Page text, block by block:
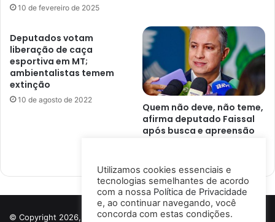
10 de fevereiro de 2025
Deputados votam
liberação de caça
esportiva em MT;
ambientalistas temem
extinção
10 de agosto de 2022
Quem não deve, não teme,
afirma deputado Faissal
após busca e apreensão
© Copyright 2026, Todos os direitos reservados a Porto Notícias |
Utilizamos cookies essenciais e
tecnologias semelhantes de acordo
com a nossa Política de Privacidade
e, ao continuar navegando, você
concorda com estas condições.